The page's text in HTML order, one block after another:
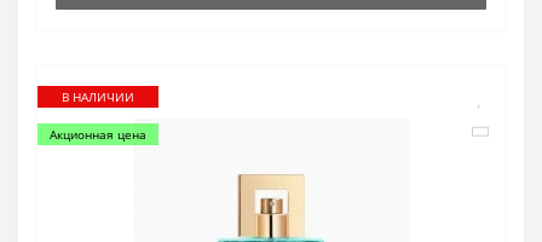
В НАЛИЧИИ
Акционная цена